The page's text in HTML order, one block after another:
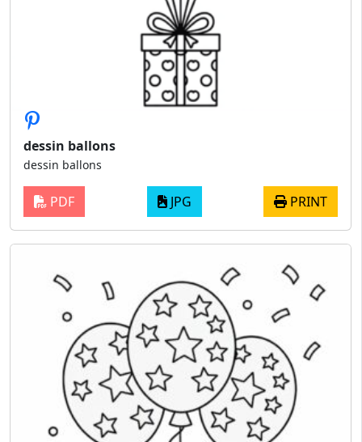
dessin ballons
dessin ballons
PDF JPG PRINT